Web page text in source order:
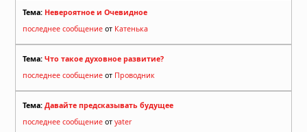
Тема: Невероятное и Очевидное
последнее сообщение от Катенька
Тема: Что такое духовное развитие?
последнее сообщение от Проводник
Тема: Давайте предсказывать будущее
последнее сообщение от yater